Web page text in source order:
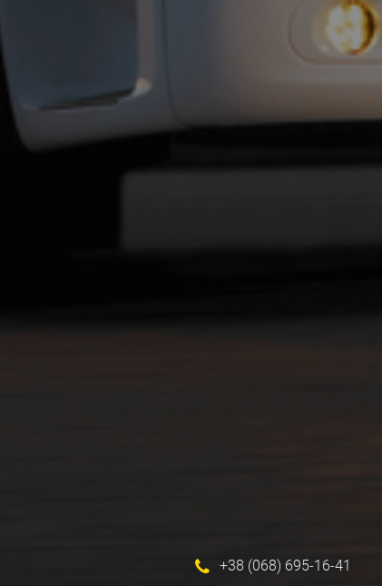
+38 (068) 695-16-41